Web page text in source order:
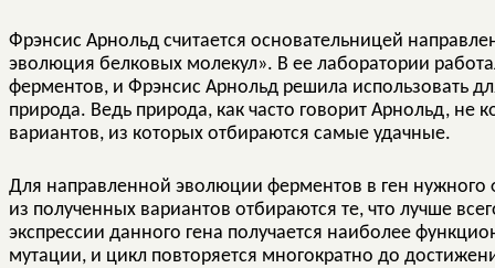
Фрэнсис Арнольд считается основательницей
эволюция белковых молекул». В ее лаборатории
ферментов, и Фрэнсис Арнольд решила использовать
природа. Ведь природа, как часто говорит Арнольд, не
вариантов, из которых отбираются самые удачные.
Для направленной эволюции ферментов в ген нужного
из полученных вариантов отбираются те, что лучше
экспрессии данного гена получается наиболее
мутации, и цикл повторяется многократно до